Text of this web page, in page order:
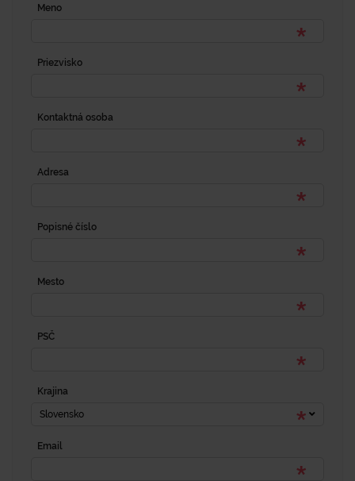
Meno
Priezvisko
Kontaktná osoba
Adresa
Popisné číslo
Mesto
PSČ
Krajina
Slovensko
Email